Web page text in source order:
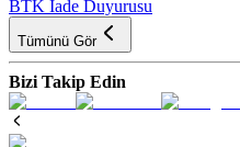
BTK İade Duyurusu
Tümünü Gör
Bizi Takip Edin